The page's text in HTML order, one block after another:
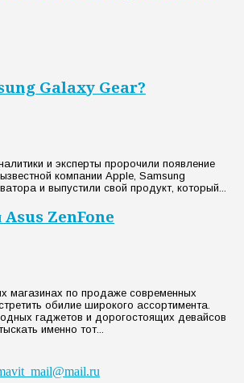
Galaxy Gear?
и эксперты пророчили появление
компании Apple, Samsung
и выпустили свой продукт, который...
Asus ZenFone
магазинах по продаже современных
обилие широкого ассортимента.
гаджетов и дорогостоящих девайсов
именно тот...